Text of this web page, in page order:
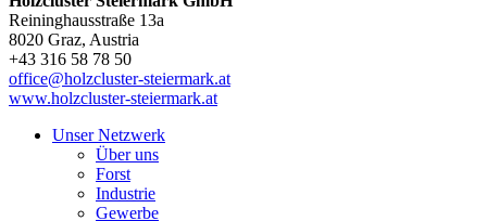
Reininghausstraße 13a
8020 Graz, Austria
+43 316 58 78 50
office@holzcluster-steiermark.at
www.holzcluster-steiermark.at
Unser Netzwerk
Über uns
Forst
Industrie
Gewerbe